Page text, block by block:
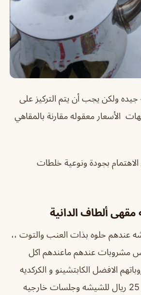
ولكن يجب أن يتم التركيز على
الأسعار معقوله مقارنة بالمقاهي
بجودة ونوعية خلطات
ألطاف الدانية
عندهم حلوه بذات العنب والتوت ،،
مشروبات عندهم ماعندهم اكل
الافضل الكابتشينو و الكركديه
الحار وسعر جداً حلو 25 ريال للشيشه وجلسات خارجيه